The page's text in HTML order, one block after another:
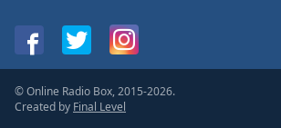
End
window.
© Online Radio Box, 2015-2026.
Created by Final Level